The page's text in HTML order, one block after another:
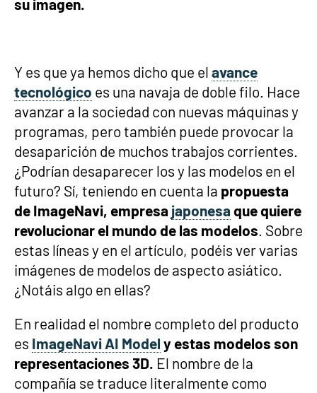
su imagen.
Y es que ya hemos dicho que el avance
tecnológico es una navaja de doble filo. Hace
avanzar a la sociedad con nuevas máquinas y
programas, pero también puede provocar la
desaparición de muchos trabajos corrientes.
¿Podrían desaparecer los y las modelos en el
futuro? Sí, teniendo en cuenta la propuesta
de ImageNavi, empresa japonesa que quiere
revolucionar el mundo de las modelos. Sobre
estas líneas y en el artículo, podéis ver varias
imágenes de modelos de aspecto asiático.
¿Notáis algo en ellas?
En realidad el nombre completo del producto
es ImageNavi AI Model y estas modelos son
representaciones 3D. El nombre de la
compañía se traduce literalmente como